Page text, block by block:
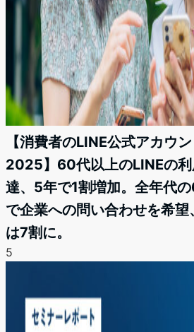
【消費者のLINE公式アカウ
2025】60代以上のLINEの利
達、5年で1割増加。全年代
で企業への問い合わせを希
は7割に。
5